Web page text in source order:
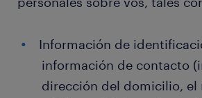
Información de
información de contacto
dirección del domicilio, el